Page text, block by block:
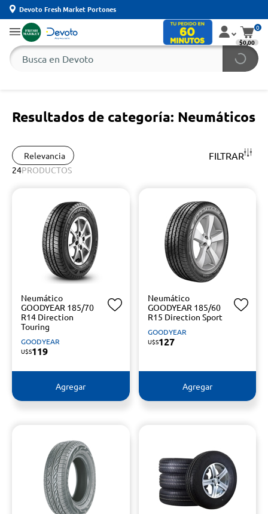
Devoto Fresh Market Portones
0
$0,00
Resultados de categoría: Neumáticos
Relevancia FILTRAR
24PRODUCTOS
Neumático
GOODYEAR 185/70
R14 Direction
Touring
GOODYEAR
U$S119
Agregar
Neumático
GOODYEAR 185/60
R15 Direction Sport
GOODYEAR
U$S127
Agregar